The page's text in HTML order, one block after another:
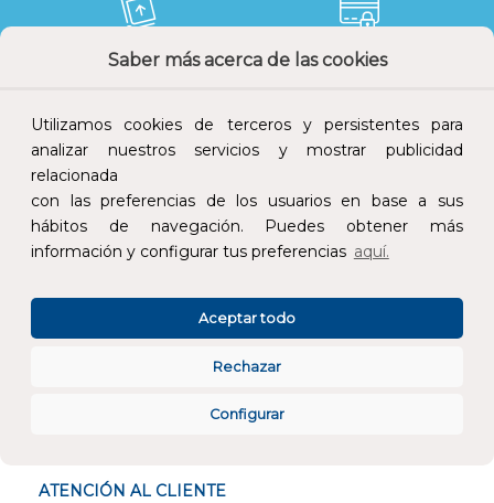
Saber más acerca de las cookies
Utilizamos cookies de terceros y persistentes para
analizar nuestros servicios y mostrar publicidad
relacionada
con las preferencias de los usuarios en base a sus
hábitos de navegación. Puedes obtener más
información y configurar tus preferencias aquí.
Configurar
Rechazar
Aceptar todo
Atención al cliente
ATENCIÓN AL CLIENTE